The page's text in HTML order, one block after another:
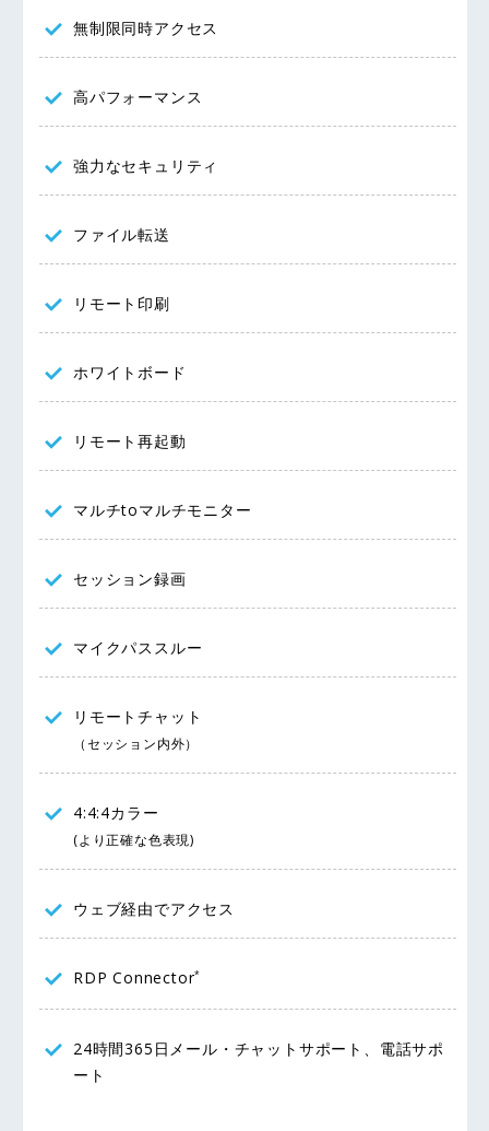
無制限同時アクセス
高パフォーマンス
強力なセキュリティ
ファイル転送
リモート印刷
ホワイトボード
リモート再起動
マルチtoマルチモニター
セッション録画
マイクパススルー
リモートチャット
（セッション内外）
4:4:4カラー
(より正確な色表現)
ウェブ経由でアクセス
RDP Connector*
24時間365日メール・チャットサポート、電話サポ
ート